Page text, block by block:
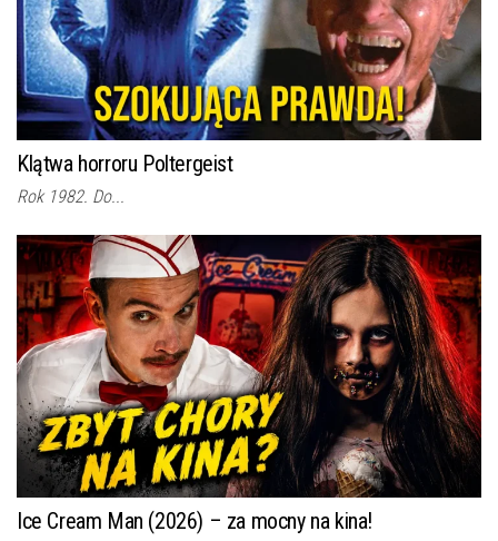
Klątwa horroru Poltergeist
Rok 1982. Do...
Ice Cream Man (2026) – za mocny na kina!